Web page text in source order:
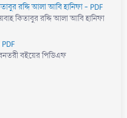
রদ্দি আলা আবি হানিফা - PDF
কিতাবুর রদ্দি আলা আবি হানিফা
বইয়ের পিডিএফ